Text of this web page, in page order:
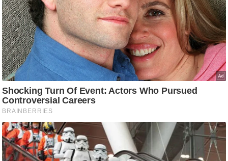
ला
इ
फ
स्टा
इ
ल
टे
क्नॉ
लॉ
जी
ब्यू
टी